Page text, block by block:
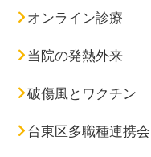
オンライン診療
当院の発熱外来
破傷風とワクチン
台東区多職種連携会